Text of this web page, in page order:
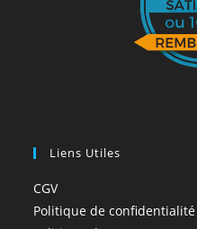
Liens Utiles
CGV
Politique de confidentialité